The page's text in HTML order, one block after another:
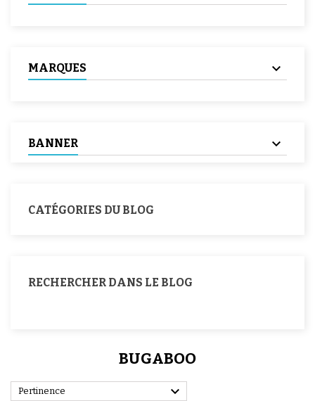
MARQUES
BANNER
CATÉGORIES DU BLOG
RECHERCHER DANS LE BLOG
BUGABOO
Pertinence 